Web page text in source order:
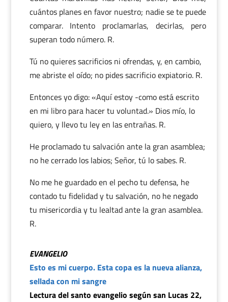
cuántos planes en favor nuestro; nadie se te puede
comparar. Intento proclamarlas, decirlas, pero
superan todo número. R.
Tú no quieres sacrificios ni ofrendas, y, en cambio,
me abriste el oído; no pides sacrificio expiatorio. R.
Entonces yo digo: «Aquí estoy -como está escrito
en mi libro para hacer tu voluntad.» Dios mío, lo
quiero, y llevo tu ley en las entrañas. R.
He proclamado tu salvación ante la gran asamblea;
no he cerrado los labios; Señor, tú lo sabes. R.
No me he guardado en el pecho tu defensa, he
contado tu fidelidad y tu salvación, no he negado
tu misericordia y tu lealtad ante la gran asamblea.
R.
EVANGELIO
Esto es mi cuerpo. Esta copa es la nueva alianza,
sellada con mi sangre
Lectura del santo evangelio según san Lucas 22,